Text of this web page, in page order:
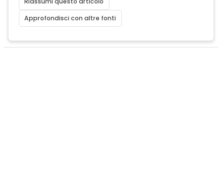
Approfondisci con altre fonti